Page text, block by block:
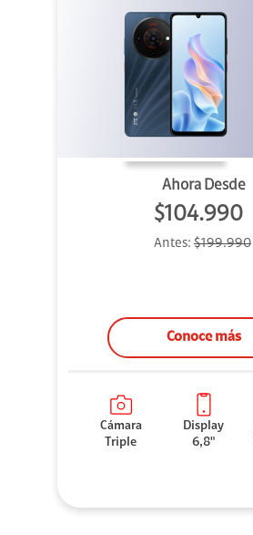
Ahora Desde
$104.990
Antes: $199.990
Conoce más
Cámara
Triple
Display
6,8"